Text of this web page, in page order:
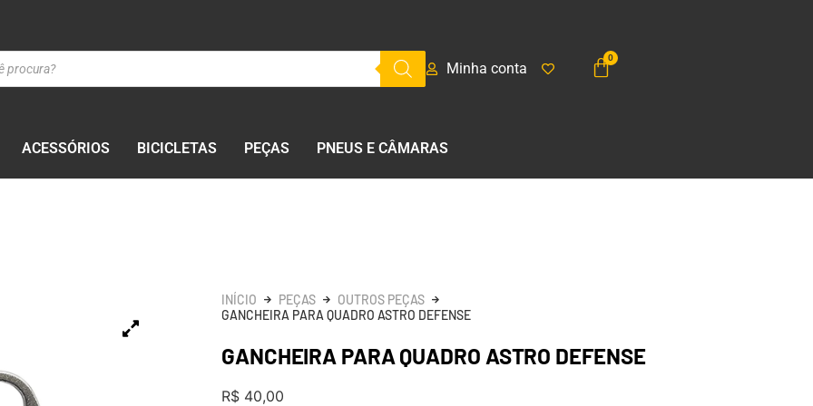
Minha conta
ACESSÓRIOS BICICLETAS PEÇAS PNEUS E CÂMARAS
INÍCIO PEÇAS
OUTROS PEÇAS
GANCHEIRA PARA QUADRO ASTRO DEFENSE
GANCHEIRA PARA QUADRO ASTRO DEFENSE
R$ 40,00